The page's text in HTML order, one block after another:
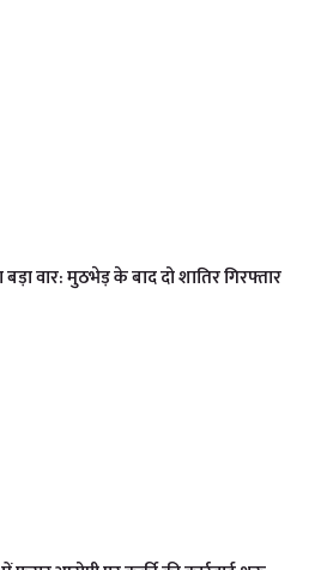
वार: मुठभेड़ के बाद दो शातिर गिरफ्तार